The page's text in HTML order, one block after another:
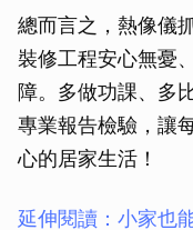
總而言之，熱像儀
裝修工程安心無憂
障。多做功課、多
專業報告檢驗，讓
心的居家生活！
延伸閱讀：小家也